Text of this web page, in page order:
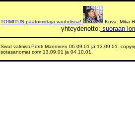
TOIMITUS päätoimittaja vauhdissa! Kuva: Mika
yhteydenotto: suoraan
Sivut valmisti Pertti Manninen 06.09.01 ja 13.09.01.
sotasanomat.com 13.09.01 ja 04.10.01.